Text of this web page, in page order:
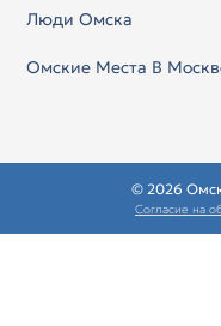
Люди Омска
Омские Места В
© 2026
Согласие на